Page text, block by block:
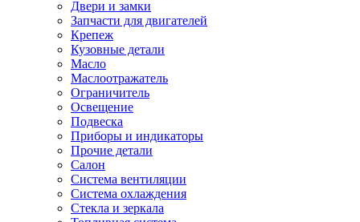
Двери и замки
Запчасти для двигателей
Крепеж
Кузовные детали
Масло
Маслоотражатель
Ограничитель
Освещение
Подвеска
Приборы и индикаторы
Прочие детали
Салон
Система вентиляции
Система охлаждения
Стекла и зеркала